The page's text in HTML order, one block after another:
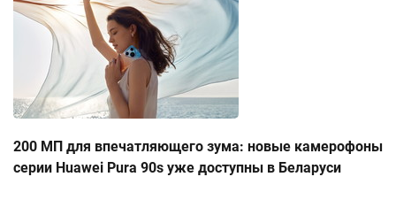
200 МП для впечатляющего зума: новые камерофоны
серии Huawei Pura 90s уже доступны в Беларуси